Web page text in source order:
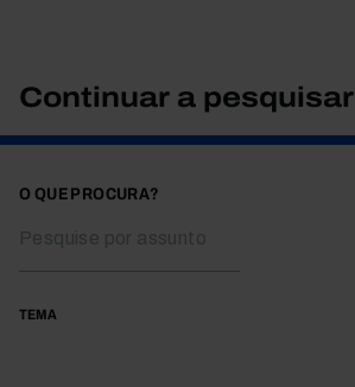
Continuar a pesquisar
O QUE PROCURA?
TEMA